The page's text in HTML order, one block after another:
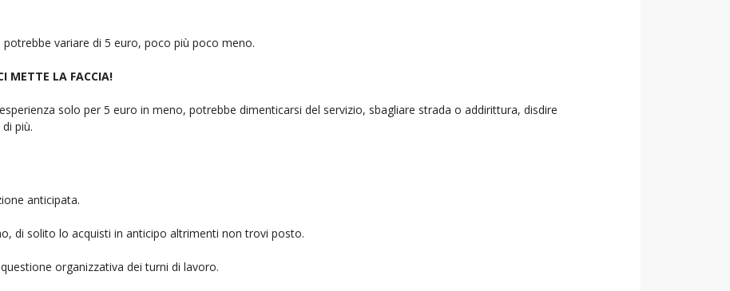
variare di 5 euro, poco più poco meno.
METTE LA FACCIA!
solo per 5 euro in meno, potrebbe dimenticarsi del servizio, sbagliare strada o addirittura, disdire
più.
anticipata.
di solito lo acquisti in anticipo altrimenti non trovi posto.
organizzativa dei turni di lavoro.